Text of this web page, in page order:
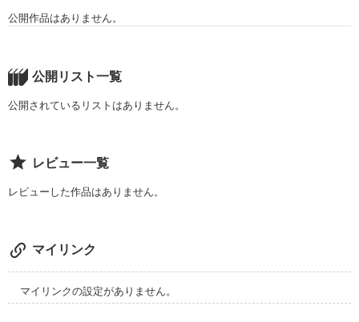
公開作品はありません。
公開リスト一覧
公開されているリストはありません。
レビュー一覧
レビューした作品はありません。
マイリンク
マイリンクの設定がありません。